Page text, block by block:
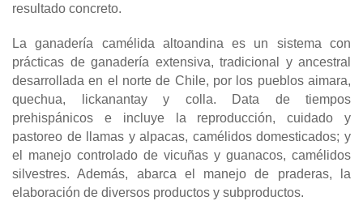
resultado concreto.
La ganadería camélida altoandina es un sistema con
prácticas de ganadería extensiva, tradicional y ancestral
desarrollada en el norte de Chile, por los pueblos aimara,
quechua, lickanantay y colla. Data de tiempos
prehispánicos e incluye la reproducción, cuidado y
pastoreo de llamas y alpacas, camélidos domesticados; y
el manejo controlado de vicuñas y guanacos, camélidos
silvestres. Además, abarca el manejo de praderas, la
elaboración de diversos productos y subproductos.